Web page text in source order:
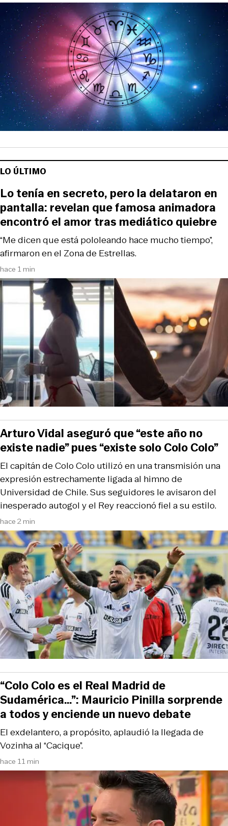
LO ÚLTIMO
hace 1 min
“Me dicen que está pololeando hace mucho tiempo”,
afirmaron en el Zona de Estrellas.
Lo tenía en secreto, pero la delataron en
pantalla: revelan que famosa animadora
encontró el amor tras mediático quiebre
hace 2 min
El capitán de Colo Colo utilizó en una transmisión una
expresión estrechamente ligada al himno de
Universidad de Chile. Sus seguidores le avisaron del
inesperado autogol y el Rey reaccionó fiel a su estilo.
Arturo Vidal aseguró que “este año no
existe nadie” pues “existe solo Colo Colo”
hace 11 min
El exdelantero, a propósito, aplaudió la llegada de
Vozinha al “Cacique”.
“Colo Colo es el Real Madrid de
Sudamérica…”: Mauricio Pinilla sorprende
a todos y enciende un nuevo debate